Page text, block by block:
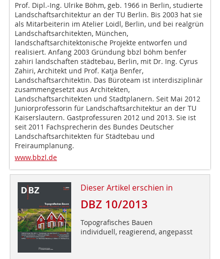
Prof. Dipl.-Ing. Ulrike Böhm, geb. 1966 in Berlin, studierte
Landschaftsarchitektur an der TU Berlin. Bis 2003 hat sie
als Mitarbeiterin im Atelier Loidl, Berlin, und bei realgrün
Landschaftsarchitekten, München,
landschaftsarchitektonische Projekte entworfen und
realisiert. Anfang 2003 Gründung bbzl böhm benfer
zahiri landschaften städtebau, Berlin, mit Dr. Ing. Cyrus
Zahiri, Architekt und Prof. Katja Benfer,
Landschaftsarchitektin. Das Büroteam ist interdisziplinär
zusammengesetzt aus Architekten,
Landschaftsarchitekten und Stadtplanern. Seit Mai 2012
Juniorprofessorin für Landschaftsarchitektur an der TU
Kaiserslautern. Gastprofessuren 2012 und 2013. Sie ist
seit 2011 Fachsprecherin des Bundes Deutscher
Landschaftsarchitekten für Städtebau und
Freiraumplanung.
www.bbzl.de
Dieser Artikel erschien in
DBZ 10/2013
Topografisches Bauen
individuell, reagierend, angepasst